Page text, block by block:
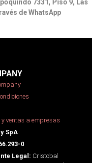
7331, Piso 9, Las
de WhatsApp
y ventas a empresas
SpA
0
Legal: Cristobal